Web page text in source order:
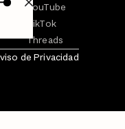
YouTube
TikTok
Threads
de Privacidad